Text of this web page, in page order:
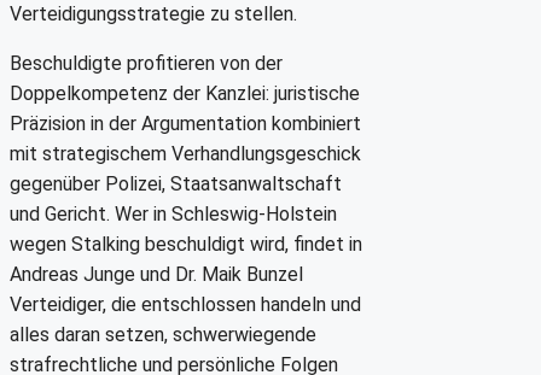
Verteidigungsstrategie zu stellen.
Beschuldigte profitieren von der
Doppelkompetenz der Kanzlei: juristische
Präzision in der Argumentation kombiniert
mit strategischem Verhandlungsgeschick
gegenüber Polizei, Staatsanwaltschaft
und Gericht. Wer in Schleswig-Holstein
wegen Stalking beschuldigt wird, findet in
Andreas Junge und Dr. Maik Bunzel
Verteidiger, die entschlossen handeln und
alles daran setzen, schwerwiegende
strafrechtliche und persönliche Folgen